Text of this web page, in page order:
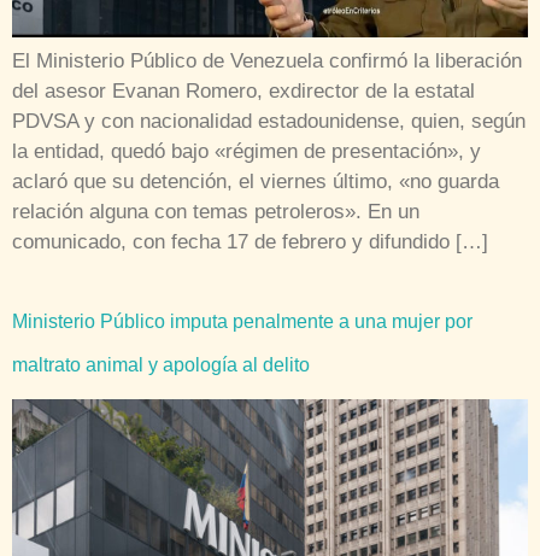
El Ministerio Público de Venezuela confirmó la liberación
del asesor Evanan Romero, exdirector de la estatal
PDVSA y con nacionalidad estadounidense, quien, según
la entidad, quedó bajo «régimen de presentación», y
aclaró que su detención, el viernes último, «no guarda
relación alguna con temas petroleros». En un
comunicado, con fecha 17 de febrero y difundido […]
Ministerio Público imputa penalmente a una mujer por
maltrato animal y apología al delito